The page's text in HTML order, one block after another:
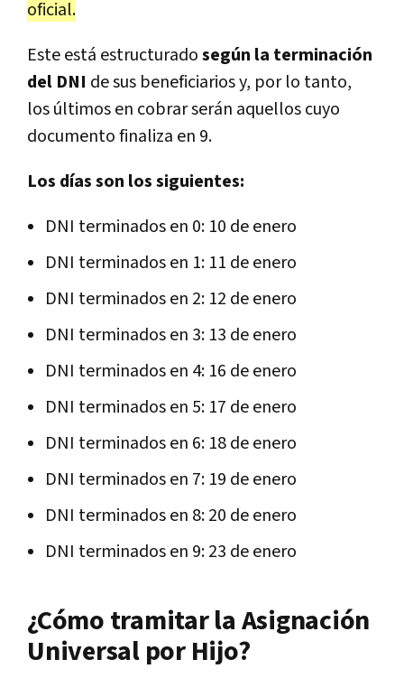
oficial.
Este está estructuradosegún la terminación
del DNI de sus beneficiarios y, por lo tanto,
los últimos en cobrar serán aquellos cuyo
documento finaliza en 9.
Los días son los siguientes:
DNI terminados en 0: 10 de enero
DNI terminados en 1: 11 de enero
DNI terminados en 2: 12 de enero
DNI terminados en 3: 13 de enero
DNI terminados en 4: 16 de enero
DNI terminados en 5: 17 de enero
DNI terminados en 6: 18 de enero
DNI terminados en 7: 19 de enero
DNI terminados en 8: 20 de enero
DNI terminados en 9: 23 de enero
¿Cómo tramitar la Asignación
Universal por Hijo?